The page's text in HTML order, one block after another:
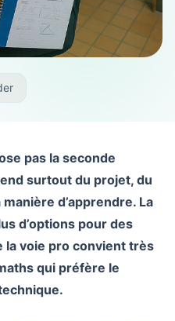
pas la seconde
surtout du projet, du
d’apprendre. La
d’options pour des
la voie pro convient très
qui préfère le